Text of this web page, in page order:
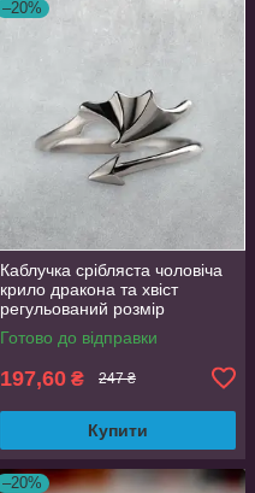
–20%
Каблучка срібляста чоловіча
крило дракона та хвіст
регульований розмір
AurumLux024
Готово до відправки
197,60 ₴ 247 ₴
Купити
–20%